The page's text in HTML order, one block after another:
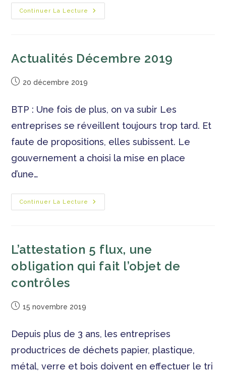
Continuer La Lecture
Actualités Décembre 2019
20 décembre 2019
BTP : Une fois de plus, on va subir Les
entreprises se réveillent toujours trop tard. Et
faute de propositions, elles subissent. Le
gouvernement a choisi la mise en place
d’une…
Continuer La Lecture
L’attestation 5 flux, une
obligation qui fait l’objet de
contrôles
15 novembre 2019
Depuis plus de 3 ans, les entreprises
productrices de déchets papier, plastique,
métal, verre et bois doivent en effectuer le tri